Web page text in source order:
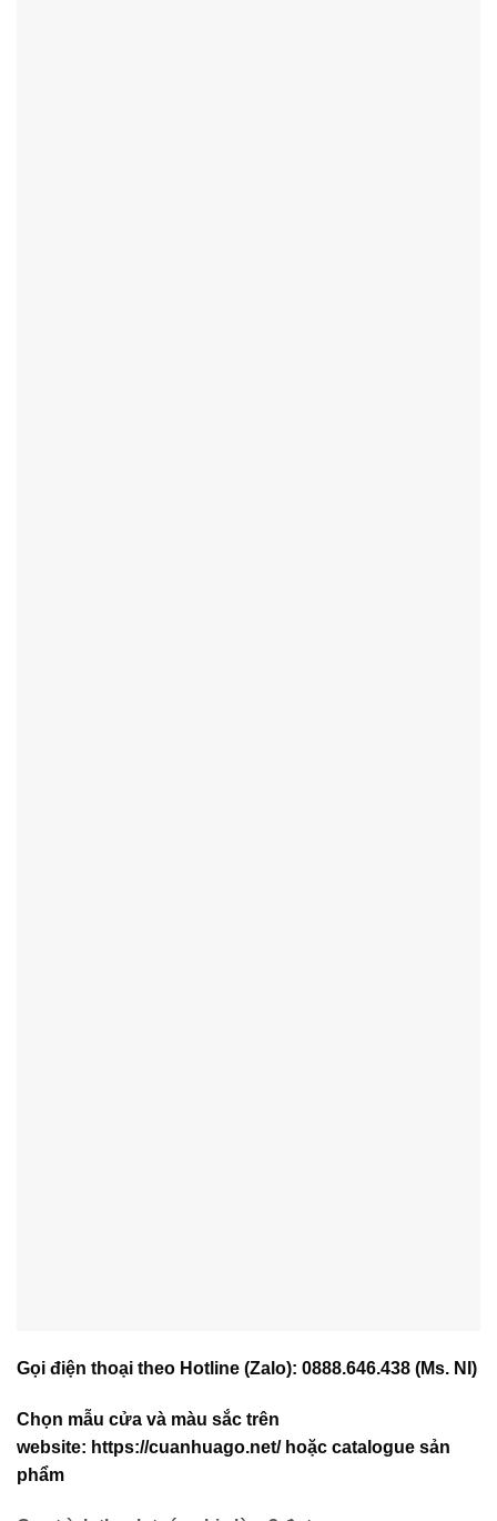
Gọi điện thoại theo Hotline (Zalo): 0888.646.438 (Ms. NI)
Chọn mẫu cửa và màu sắc trên
website: https://cuanhuago.net/hoặc catalogue sản
phẩm